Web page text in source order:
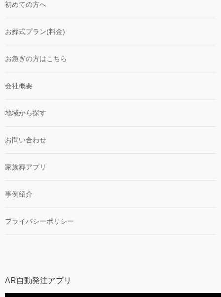
初めての方へ
お葬式プラン(料金)
お急ぎの方はこちら
会社概要
地域から探す
お問い合わせ
家族葬アプリ
事例紹介
プライバシーポリシー
AR自動発注アプリ